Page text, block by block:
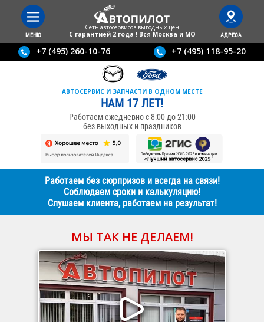
МЕНЮ
Сеть автосервисов выгодныx цен
С гарантией 2 года ! Вся Москва и МО
АДРЕСА
+7 (495) 260-10-76 +7 (495) 118-95-20
АВТОСЕРВИС И ЗАПЧАСТИ В ОДНОМ МЕСТЕ
НАМ 17 ЛЕТ!
Работаем ежедневно с 8:00 до 21:00
без выходных и праздников
Работаем без сюрпризов и всегда на связи!
Соблюдаем сроки и калькуляцию!
Слушаем клиента, работаем на результат!
МЫ ТАК НЕ ДЕЛАЕМ!